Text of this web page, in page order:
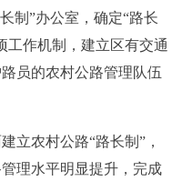
制”办公室，确定“路长
工作机制，建立区有交通
员的农村公路管理队伍
立农村公路“路长制”，
理水平明显提升，完成